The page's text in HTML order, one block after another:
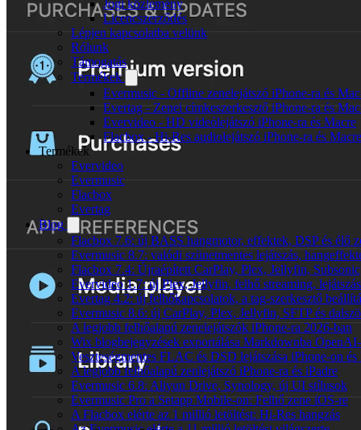
Jogi közlemény
Licencszerződés
Lépjen kapcsolatba velünk
Rólunk
Támogatás
Termékek
Evermusic - Offline zenelejátszó iPhone-ra és
Evertag - Zenei címkeszerkesztő iPhone-ra és
Evervideo - HD videólejátszó iPhone-ra és Macre
Flacbox - Hi-Res audiolejátszó iPhone-ra és Macre
Termékek
Evervideo
Evermusic
Flacbox
Evertag
Blog
Flacbox 7.6: új BASS hangmotor, effektek, DSP és élő
Evermusic 8.7: valódi szünetmentes lejátszás,
Flacbox 7.4: Újraépített CarPlay, Plex, Jellyfin,
Evervideo 1.7: új Plex, Jellyfin, felhő streaming,
Evertag 4.2: új felhőkapcsolatok, a tag-szerkesztő
Evermusic 8.6: új CarPlay, Plex, Jellyfin, SFTP és
A legjobb felhőalapú zenelejátszók iPhone-ra 2026-ban
Wix blogbejegyzések exportálása Markdownba
Veszteségmentes FLAC és DSD lejátszása iPhone-on
A legjobb felhőalapú zenlejátszó iPhone-ra és iPadre
Evermusic 6.8: Aliyun Drive, Synology, új UI stílusok
Evermusic Pro a Setapp Mobile-on: Felhő zene iOS-re
A Flacbox elérte az 1 millió letöltést: Hi-Res hangzás